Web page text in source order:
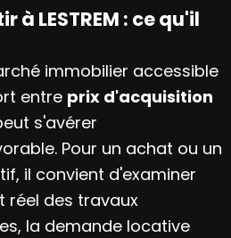
à LESTREM : ce qu'il
immobilier accessible
entre prix d'acquisition
s'avérer
Pour un achat ou un
il convient d'examiner
réel des travaux
la demande locative